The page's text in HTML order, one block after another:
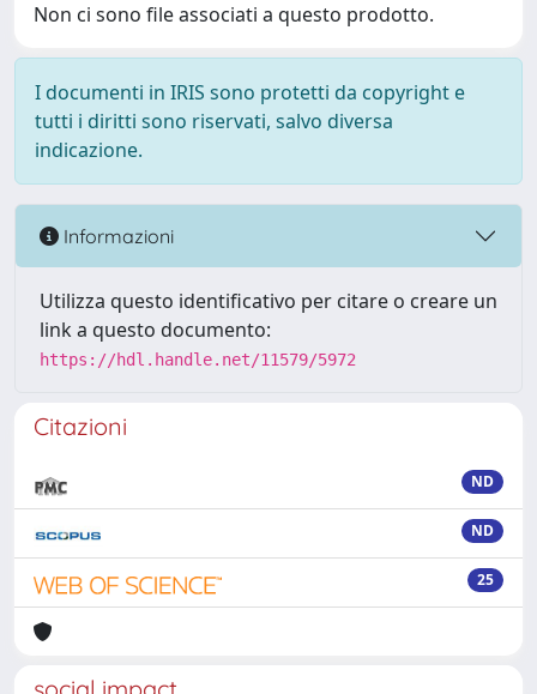
Non ci sono file associati a questo prodotto.
I documenti in IRIS sono protetti da copyright e
tutti i diritti sono riservati, salvo diversa
indicazione.
Informazioni
Utilizza questo identificativo per citare o creare un
link a questo documento:
https://hdl.handle.net/11579/5972
Citazioni
ND
ND
25